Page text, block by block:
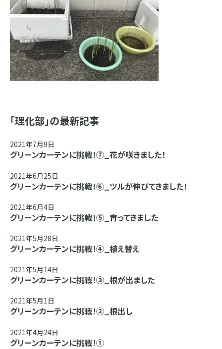
「理化部」の最新記事
2021年7月9日
グリーンカーテンに挑戦！⑦_花が咲きました！
2021年6月25日
グリーンカーテンに挑戦！⑥_ツルが伸びてきました！
2021年6月4日
グリーンカーテンに挑戦！⑤_育ってきました
2021年5月28日
グリーンカーテンに挑戦！④_植え替え
2021年5月14日
グリーンカーテンに挑戦！③_根が出ました
2021年5月1日
グリーンカーテンに挑戦！②_根出し
2021年4月24日
グリーンカーテンに挑戦！①